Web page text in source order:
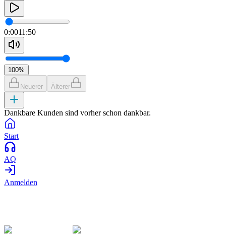
0:0011:50
100%
Neuerer Älterer
Dankbare Kunden sind vorher schon dankbar.
Start
AQ
Anmelden